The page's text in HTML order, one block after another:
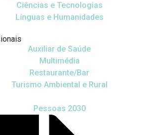
Ciências e Tecnologias
Línguas e Humanidades
Auxiliar de Saúde
Multimédia
Restaurante/Bar
Turismo Ambiental e Rural
Pessoas 2030